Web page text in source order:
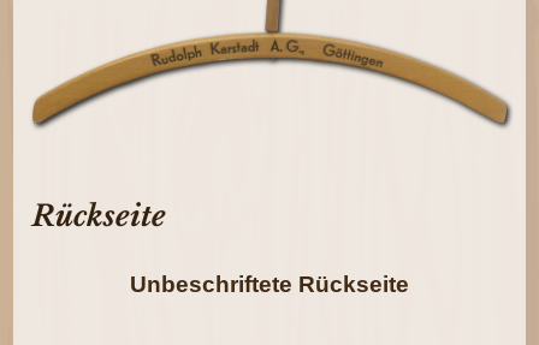
Rückseite
Unbeschriftete Rückseite